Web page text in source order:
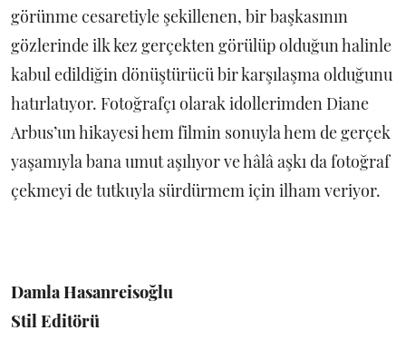
görünme cesaretiyle şekillenen, bir başkasının
gözlerinde ilk kez gerçekten görülüp olduğun halinle
kabul edildiğin dönüştürücü bir karşılaşma olduğunu
hatırlatıyor. Fotoğrafçı olarak idollerimden Diane
Arbus’un hikayesi hem filmin sonuyla hem de gerçek
yaşamıyla bana umut aşılıyor ve hâlâ aşkı da fotoğraf
çekmeyi de tutkuyla sürdürmem için ilham veriyor.
Damla Hasanreisoğlu
Stil Editörü